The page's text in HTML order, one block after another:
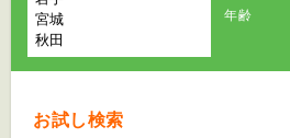
年齢
お試し検索